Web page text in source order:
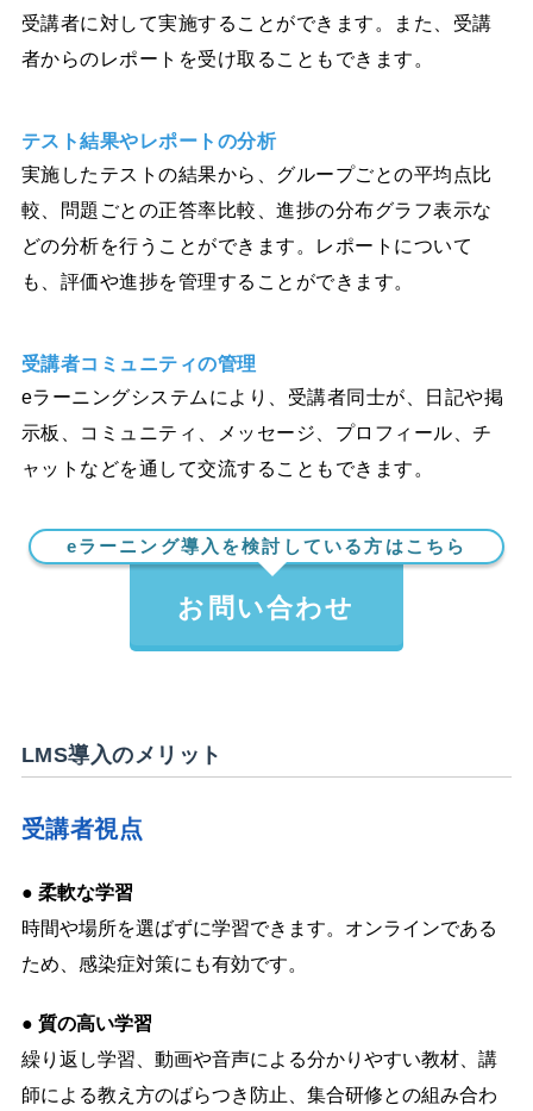
受講者に対して実施することができます。また、受講
者からのレポートを受け取ることもできます。
テスト結果やレポートの分析
実施したテストの結果から、グループごとの平均点比
較、問題ごとの正答率比較、進捗の分布グラフ表示な
どの分析を行うことができます。レポートについて
も、評価や進捗を管理することができます。
受講者コミュニティの管理
eラーニングシステムにより、受講者同士が、日記や掲
示板、コミュニティ、メッセージ、プロフィール、チ
ャットなどを通して交流することもできます。
eラーニング導入を検討している方はこちら
お問い合わせ
LMS導入のメリット
受講者視点
● 柔軟な学習
時間や場所を選ばずに学習できます。オンラインである
ため、感染症対策にも有効です。
● 質の高い学習
繰り返し学習、動画や音声による分かりやすい教材、講
師による教え方のばらつき防止、集合研修との組み合わ